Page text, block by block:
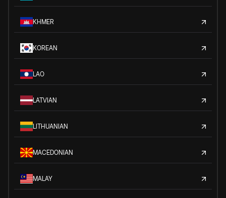
KHMER
KOREAN
LAO
LATVIAN
LITHUANIAN
MACEDONIAN
MALAY